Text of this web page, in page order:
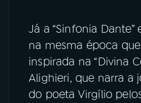
Já a “Sinfonia
na mesma época que
inspirada na “Divina
Alighieri, que narra a
do poeta Virgílio